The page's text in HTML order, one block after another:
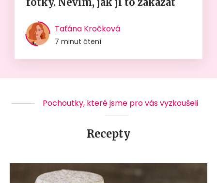
Taťána Kročková
7 minut čtení
Pochoutky, které jsme pro vás vyzkoušeli
Recepty